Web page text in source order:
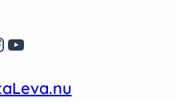
YouTube